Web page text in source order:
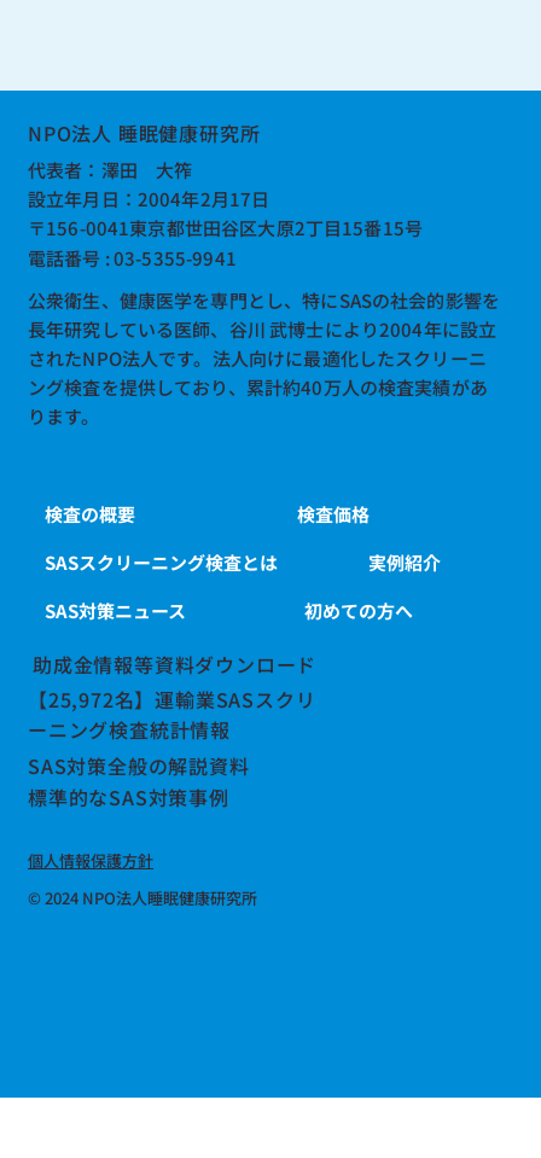
NPO法人 睡眠健康研究所
​代表者：澤田 大筰
設立年月日：2004年2月17日
〒156-0041東京都世田谷区大原2丁目15番15号
電話番号 : 03-5355-9941
公衆衛生、健康医学を専門とし、特にSASの社会的影響を
長年研究している医師、谷川 武博士により2004年に設立
されたNPO法人です。法人向けに最適化したスクリーニ
ング検査を提供しており、累計約40万人の検査実績があ
ります。
検査の概要
検査価格
SASスクリーニング検査とは
実例紹介
SAS対策ニュース
初めての方へ
助成金情報等資料ダウンロード
【25,972名】運輸業SASスクリ
ーニング検査統計情報
SAS対策全般の解説資料
標準的なSAS対策事例
個人情報保護方針
© 2024 NPO法人睡眠健康研究所